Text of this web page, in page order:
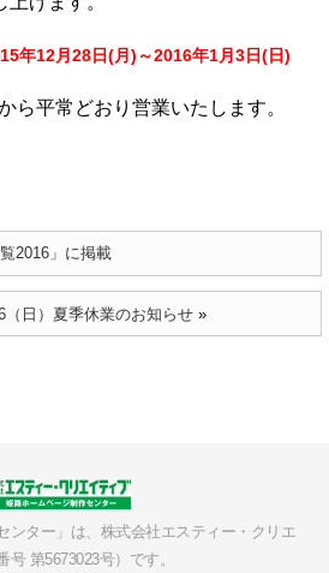
年12月28日(月)～2016年1月3日(日)
ら平常どおり営業いたします。
2016」に掲載
（日）夏季休業のお知らせ »
ター」は、 株式会社エスティー・クリエ
第5673023号）です。